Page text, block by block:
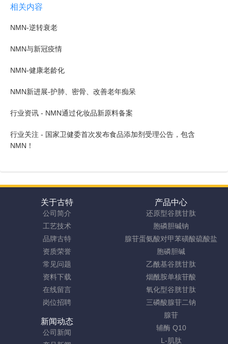
相关内容
NMN-逆转衰老
NMN与新冠疫情
NMN-健康老龄化
NMN新进展-护肺、密骨、改善老年痴呆
行业资讯 - NMN通过化妆品新原料备案
行业关注 - 国家卫健委首次发布食品添加剂受理公告，包含
NMN！
关于古特
公司简介
工艺技术
品牌古特
资质荣誉
常见问题
资料下载
在线留言
岗位招聘
产品中心
还原型谷胱甘肽
胞磷胆碱钠
腺苷蛋氨酸对甲苯磺酸硫酸盐
胞磷胆碱
乙酰基谷胱甘肽
烟酰胺单核苷酸
氧化型谷胱甘肽
三磷酸腺苷二钠
腺苷
辅酶 Q10
L-肌肽
新闻动态
公司新闻